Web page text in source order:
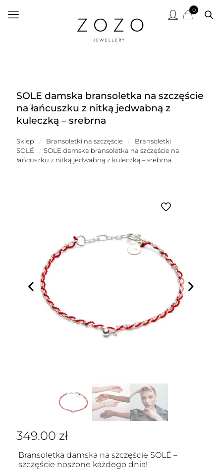
0
SOLE damska bransoletka na szczęście
na łańcuszku z nitką jedwabną z
kuleczką – srebrna
Sklep / Bransoletki na szczęście /
Bransoletki
SOLÉ
/ SOLE damska bransoletka na szczęście na
łańcuszku z nitką jedwabną z kuleczką – srebrna
349.00 zł
Bransoletka damska na szczęście SOLÉ –
szczęście noszone każdego dnia!